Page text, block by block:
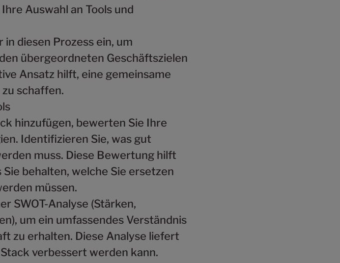
Auswahl an Tools und
diesen Prozess ein, um
übergeordneten Geschäftszielen
Ansatz hilft, eine gemeinsame
schaffen.
hinzufügen, bewerten Sie Ihre
Identifizieren Sie, was gut
muss. Diese Bewertung hilft
behalten, welche Sie ersetzen
müssen.
SWOT-Analyse (Stärken,
um ein umfassendes Verständnis
zu erhalten. Diese Analyse liefert
verbessert werden kann.